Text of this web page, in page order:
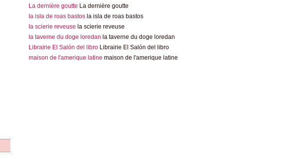
La dernière goutte La dernière goutte
la isla de roas bastos la isla de roas bastos
la scierie reveuse la scierie reveuse
la taverne du doge loredan la taverne du doge loredan
Librairie El Salón del libro Librairie El Salón del libro
maison de l'amerique latine maison de l'amerique latine